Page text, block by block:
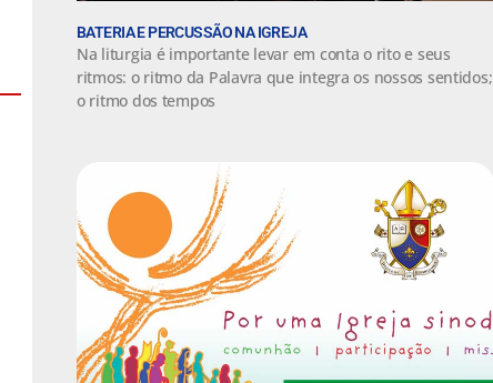
BATERIA E PERCUSSÃO NA IGREJA
Na liturgia é importante levar em conta o rito e seus
ritmos: o ritmo da Palavra que integra os nossos sentidos;
o ritmo dos tempos